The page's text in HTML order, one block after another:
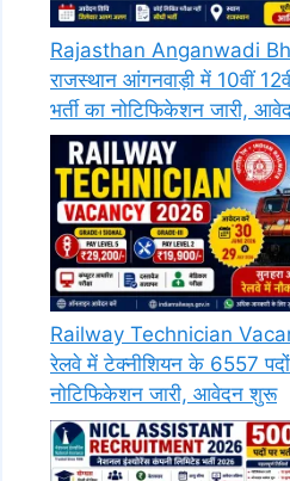
Rajasthan Anganwadi
राजस्थान आंगनवाड़ी में 10वीं
भर्ती का नोटिफिकेशन जारी,
Railway Technician
रेलवे में टेक्नीशियन के 6557 पदों
नोटिफिकेशन जारी, आवेदन शुरू